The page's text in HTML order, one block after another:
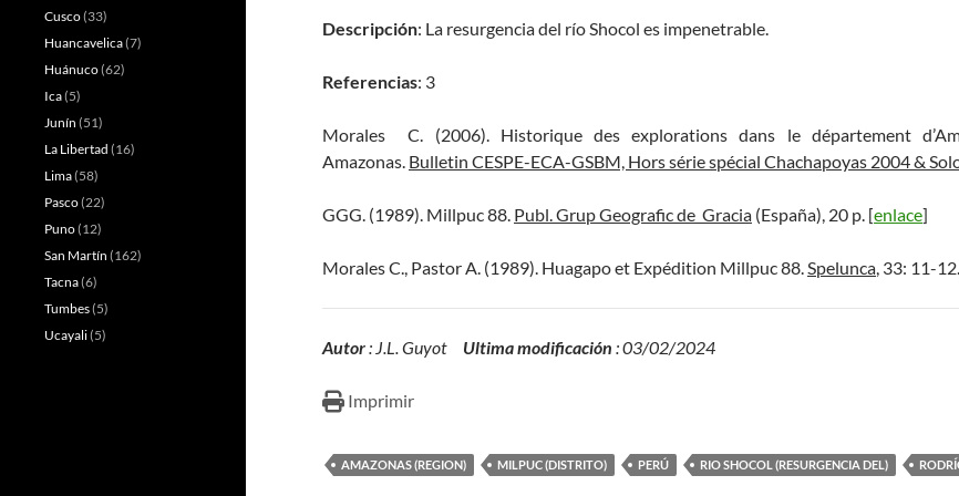
Descripción: La resurgencia del río Shocol es impenetrable.
Referencias: 3
Morales C. (2006). Historique des explorations dans le département
Amazonas. Bulletin CESPE-ECA-GSBM, Hors série spécial Chachapoyas 2004 &
GGG. (1989). Millpuc 88. Publ. Grup Geografic de Gracia (España), 20 p. [enlace]
Morales C., Pastor A. (1989). Huagapo et Expédition Millpuc 88.Spelunca, 33: 11-
Autor: J.L. Guyot Ultima modificación : 03/02/2024
Imprimir
AMAZONAS (REGION) MILPUC (DISTRITO) PERÚ RIO SHOCOL (RESURGENCIA DEL)
Cusco(33)
Huancavelica(7)
Huánuco(62)
Ica(5)
Junín (51)
La Libertad (16)
Lima(58)
Pasco(22)
Puno(12)
San Martín (162)
Tacna(6)
Tumbes(5)
Ucayali(5)